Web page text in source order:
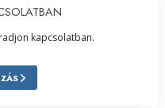
kapcsolatban.